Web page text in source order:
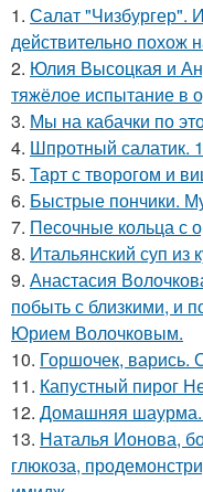
1. Салат "Чизбургер".
действительно похож
2. Юлия Высоцкая и
тяжёлое испытание в
3. Мы на кабачки по
4. Шпротный салатик.
5. Тарт с творогом и
6. Быстрые пончики.
7. Песочные кольца с
8. Итальянский суп из
9. Анастасия
побыть с близкими, и
Юрием Волочковым.
10. Горшочек, варись.
11. Капустный пирог
12. Домашняя шаурма.
13. Наталья Ионова,
глюкоза,